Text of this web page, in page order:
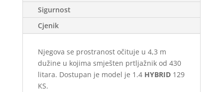
Sigurnost
Cjenik
Njegova se prostranost očituje u 4,3 m
dužine u kojima smješten prtljažnik od 430
litara. Dostupan je model je 1.4 HYBRID 129
KS.